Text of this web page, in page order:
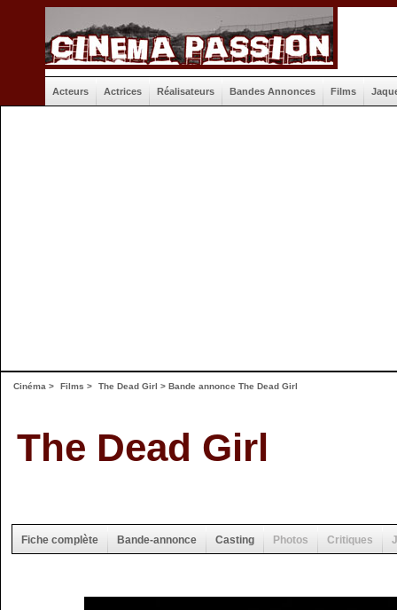
Acteurs Actrices Réalisateurs Bandes Annonces Films
Cinéma > Films > The Dead Girl > Bande annonce The Dead Girl
The Dead Girl
Fiche complète Bande-annonce Casting Photos Critiques